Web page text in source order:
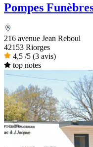
Pompes
216 avenue Jean Reboul
42153 Riorges
4,5 /5 (3 avis)
top notes